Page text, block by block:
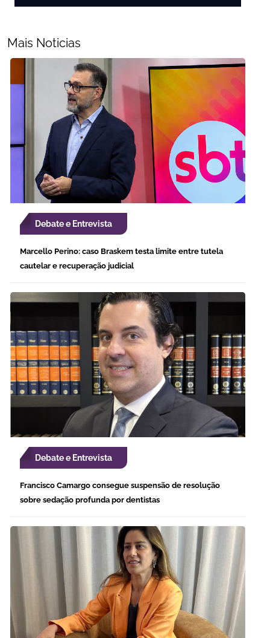
Mais Noticias
Debate e Entrevista
Marcello Perino: caso Braskem testa limite entre tutela
cautelar e recuperação judicial
Debate e Entrevista
Francisco Camargo consegue suspensão de resolução
sobre sedação profunda por dentistas